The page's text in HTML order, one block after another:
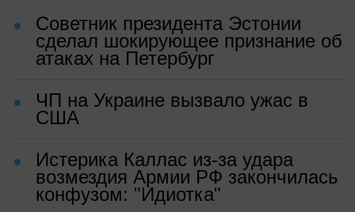
Советник президента Эстонии
сделал шокирующее признание об
атаках на Петербург
ЧП на Украине вызвало ужас в
США
Истерика Каллас из-за удара
возмездия Армии РФ закончилась
конфузом: "Идиотка"